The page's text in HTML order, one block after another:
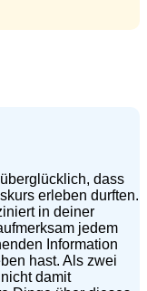
dass
erleben durften.
in deiner
jedem
Information
hast. Als zwei
damit